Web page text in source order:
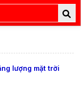
lượng mặt trời